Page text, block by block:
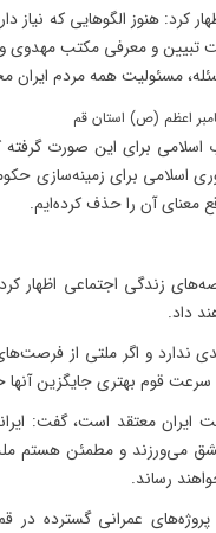
کرد: هنوز الگوهایی که نیاز
تبیین و معرفی مکتب
مسئولیت همه مردم
اسلامی برای این صورت گرفته
اسلامی برای زمینه‌سازی
معنای آن را حذف کرده‌ایم.
زندگی اجتماعی اظهار
داد.
ندارد و اگر ملتی از
قوم بهتری جایگزین
ایران معتقد است، گفت:
و مطمئن هستم ملت
رساند.
عمرانی گسترده در